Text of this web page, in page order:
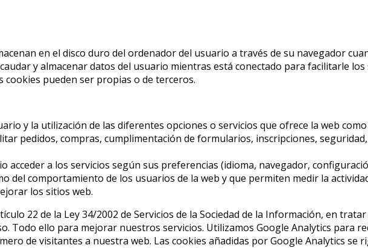
en el disco duro del ordenador del usuario a través de su navegador
y almacenar datos del usuario mientras está conectado para facilitarle los
cookies pueden ser propias o de terceros.
y la utilización de las diferentes opciones o servicios que ofrece la web
pedidos, compras, cumplimentación de formularios, inscripciones,
acceder a los servicios según sus preferencias (idioma, navegador,
del comportamiento de los usuarios de la web y que permiten medir la
los sitios web.
22 de la Ley 34/2002 de Servicios de la Sociedad de la Información, en
Todo ello para mejorar nuestros servicios. Utilizamos Google Analytics para
de visitantes a nuestra web. Las cookies añadidas por Google Analytics se